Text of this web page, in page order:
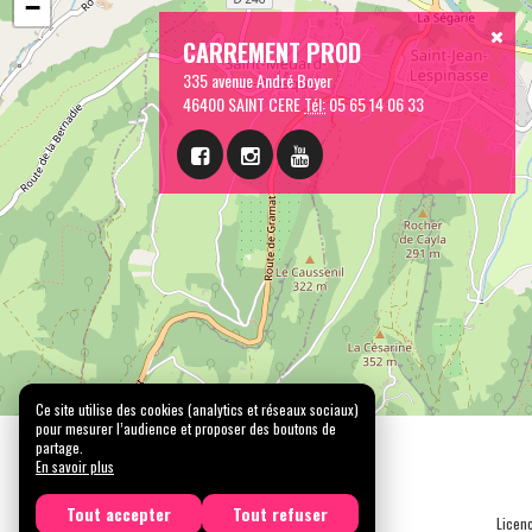
CARREMENT PROD
335 avenue André Boyer
46400 SAINT CERETél:05 65 14 06 33
−
Ce site utilise des cookies (analytics et réseaux sociaux)
pour mesurer l’audience et proposer des boutons de
partage.
En savoir plus
Tout accepter Tout refuser